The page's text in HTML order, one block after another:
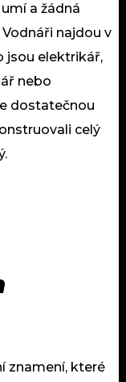
a žádná
najdou v
jsou elektrikář,
nebo
dostatečnou
celý
znamení, které